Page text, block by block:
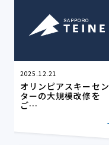
2025.12.21
オリンピアスキーセン
ターの大規模改修を
ご…